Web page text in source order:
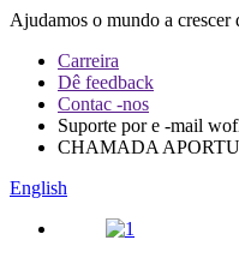
Ajudamos o mundo a crescer
Carreira
Dê feedback
Contac -nos
Suporte por e -mail
CHAMADA
English